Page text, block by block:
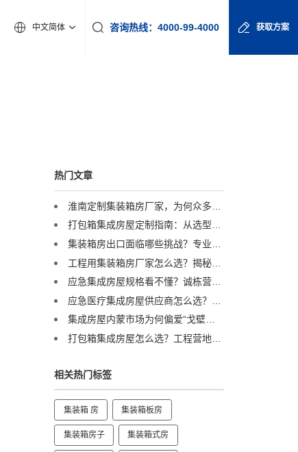
中文简体 咨询热线：4000-99-4000 获取方案
热门文章
打包箱集成房屋定制指南：从选型到交付，一篇讲透
集成房屋内蒙市场为何偏爱“戈壁箱”？答案在这里
相关热门标签
集装箱 房 集装箱板房
集装箱房子 集装箱式房